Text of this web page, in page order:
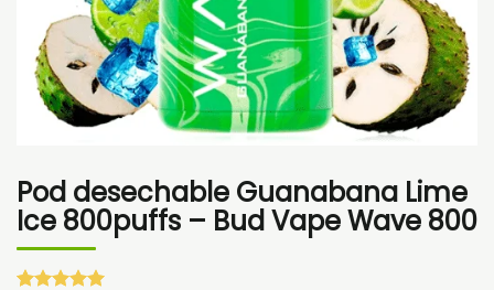
Pod desechable Guanabana Lime
Ice 800puffs – Bud Vape Wave 800